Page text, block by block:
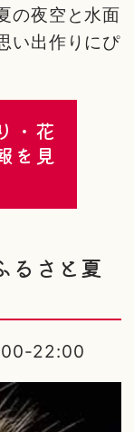
の夜空と水面
い出作りにぴ
・花
を見
るさと夏
22:00